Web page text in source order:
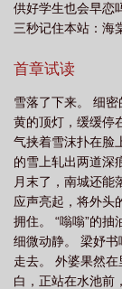
早恋吗by周周周一
是教出来的吗
学生还是坏学生 好
早恋吗周一 好学生
爱吗 好学生也会早
生是打出来的吗? 好
恋爱 好学生也会早
谈恋爱会怎么样 好
融 好学生也会做坏
生都是玩出来的 好
供好学生也会早恋
三秒记住本站：海
首章试读
雪落了下来。 细
黄的顶灯，缓缓停
气挟着雪沫扑在脸
的雪上轧出两道深
月末了，南城还能
应声亮起，将外头
拥住。 “嗡嗡”的
细微动静。 梁妤
走去。 外婆果然
白，正站在水池前